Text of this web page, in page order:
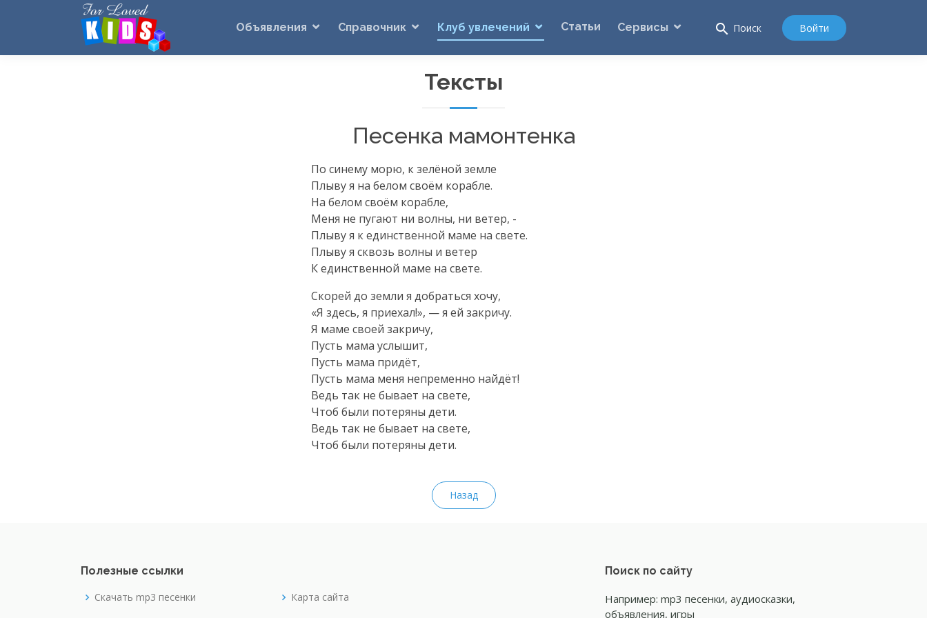
Объявления Справочник Клуб увлечений Статьи Сервисы search Поиск Войти
Тексты
Песенка мамонтенка
По синему морю, к зелёной земле
Плыву я на белом своём корабле.
На белом своём корабле,
Меня не пугают ни волны, ни ветер, -
Плыву я к единственной маме на свете.
Плыву я сквозь волны и ветер
К единственной маме на свете.
Скорей до земли я добраться хочу,
«Я здесь, я приехал!», — я ей закричу.
Я маме своей закричу,
Пусть мама услышит,
Пусть мама придёт,
Пусть мама меня непременно найдёт!
Ведь так не бывает на свете,
Чтоб были потеряны дети.
Ведь так не бывает на свете,
Чтоб были потеряны дети.
Назад
Полезные ссылки
Скачать mp3 песенки
Карта сайта
Поиск по сайту
Например: mp3 песенки, аудиосказки,
объявления, игры